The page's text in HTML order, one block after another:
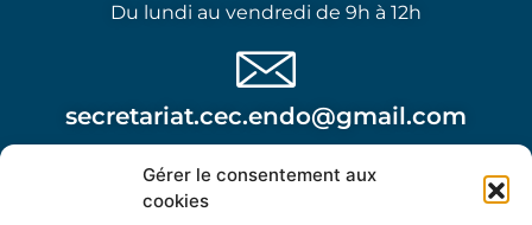
Gérer le consentement aux
cookies
Du lundi au vendredi de 9h à 12h
secretariat.cec.endo@gmail.com
Attention, cette adresse n’est pas à utiliser dans le
cadre d’une urgence post opératoire.